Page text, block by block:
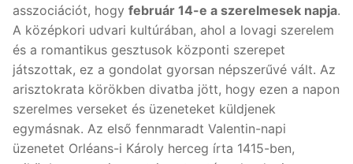
asszociációt, hogy február 14-e a szerelmesek napja.
A középkori udvari kultúrában, ahol a lovagi szerelem
és a romantikus gesztusok központi szerepet
játszottak, ez a gondolat gyorsan népszerűvé vált. Az
arisztokrata körökben divatba jött, hogy ezen a napon
szerelmes verseket és üzeneteket küldjenek
egymásnak. Az első fennmaradt Valentin-napi
üzenetet Orléans-i Károly herceg írta 1415-ben,